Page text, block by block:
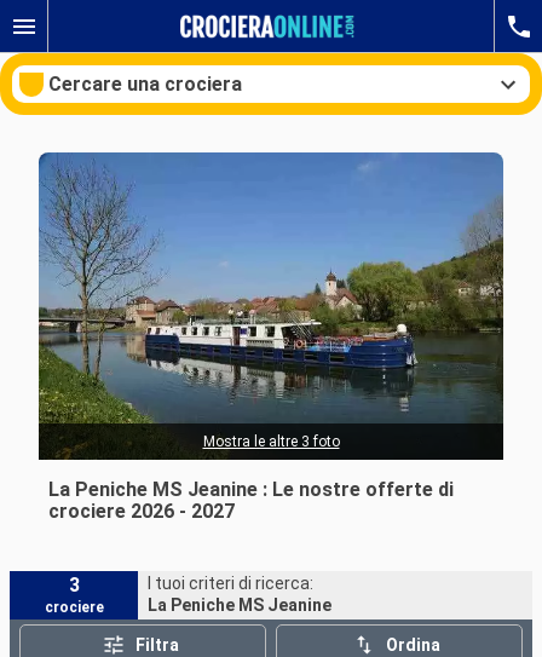
Cercare una crociera
Le nostre destinazioni
Mesi di partenza
Porti Compagnie
Ricerca
La Peniche MS Jeanine : Le nostre offerte di
crociere 2026 - 2027
Mostra le altre 3 foto
3
crociere
I tuoi criteri di ricerca:
La Peniche MS Jeanine
Filtra Ordina